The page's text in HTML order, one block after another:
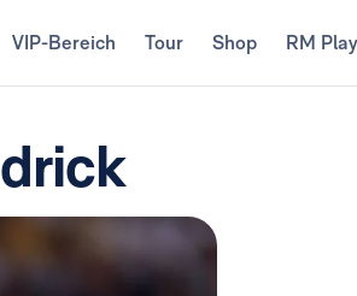
VIP-Bereich Tour Shop RM Play